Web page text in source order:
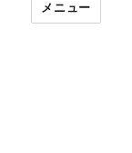
メニュー